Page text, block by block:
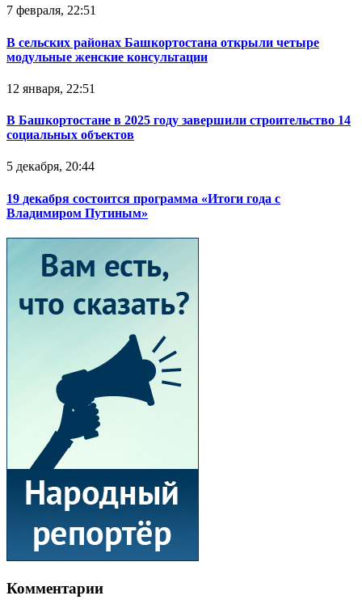
7 февраля, 22:51
В сельских районах Башкортостана открыли четыре
модульные женские консультации
12 января, 22:51
В Башкортостане в 2025 году завершили строительство 14
социальных объектов
5 декабря, 20:44
19 декабря состоится программа «Итоги года с
Владимиром Путиным»
Комментарии